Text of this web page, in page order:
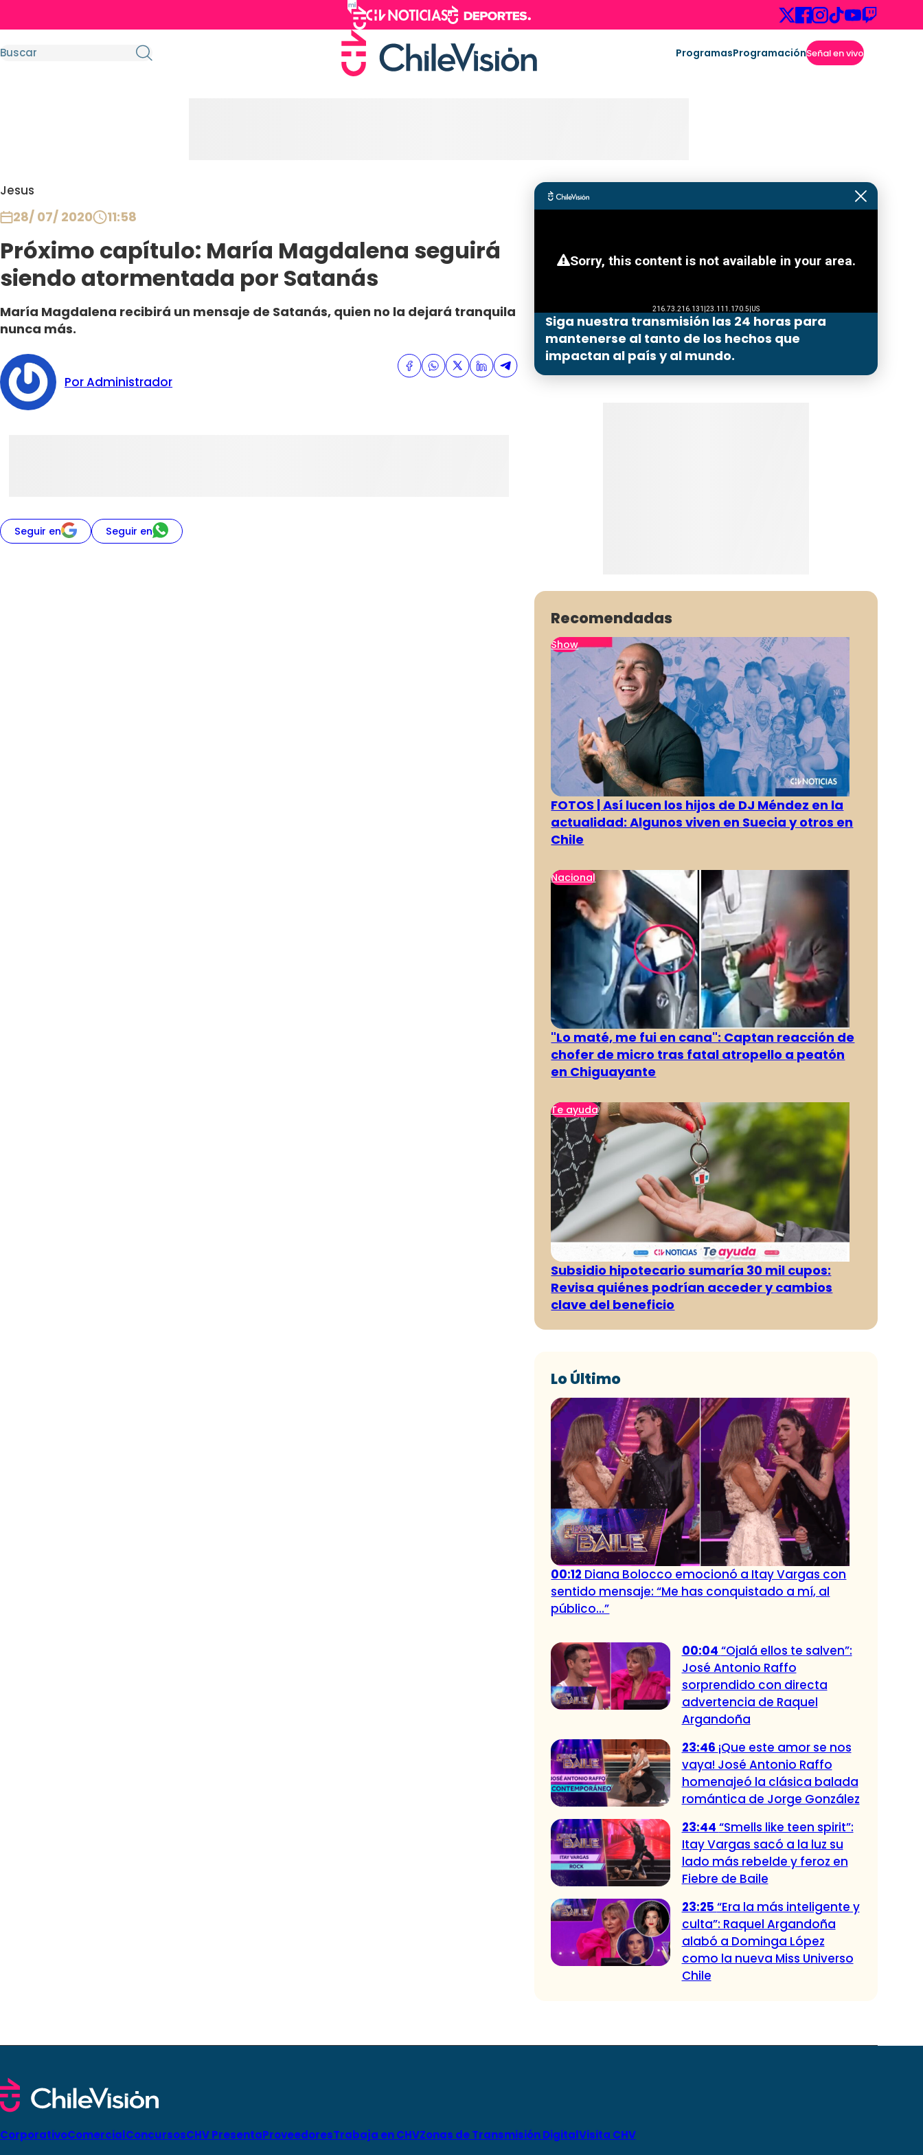
ProgramasProgramaciónSeñal en vivo
Jesus
28/ 07/ 2020 11:58
Próximo capítulo: María Magdalena seguirá
siendo atormentada por Satanás
María Magdalena recibirá un mensaje de Satanás, quien no la dejará tranquila
nunca más.
Por Administrador
Seguir en Seguir en
Siga nuestra transmisión las 24 horas para
mantenerse al tanto de los hechos que
impactan al país y al mundo.
Recomendadas
Show
FOTOS | Así lucen los hijos de DJ Méndez en la
actualidad: Algunos viven en Suecia y otros en
Chile
Nacional
"Lo maté, me fui en cana": Captan reacción de
chofer de micro tras fatal atropello a peatón
en Chiguayante
Te ayuda
Subsidio hipotecario sumaría 30 mil cupos:
Revisa quiénes podrían acceder y cambios
clave del beneficio
Lo Último
00:12 Diana Bolocco emocionó a Itay Vargas con
sentido mensaje: “Me has conquistado a mí, al
público…”
00:04 “Ojalá ellos te salven”:
José Antonio Raffo
sorprendido con directa
advertencia de Raquel
Argandoña
23:46 ¡Que este amor se nos
vaya! José Antonio Raffo
homenajeó la clásica balada
romántica de Jorge González
23:44 “Smells like teen spirit”:
Itay Vargas sacó a la luz su
lado más rebelde y feroz en
Fiebre de Baile
23:25 “Era la más inteligente y
culta”: Raquel Argandoña
alabó a Dominga López
como la nueva Miss Universo
Chile
CorporativoComercialConcursosCHV PresentaProveedoresTrabaja en CHVZonas de Transmisión DigitalVisita CHV